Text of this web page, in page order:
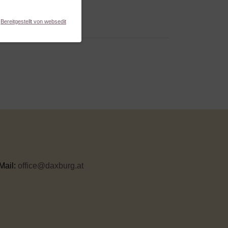
office@daxburg.at
Bereitgestellt von websedit